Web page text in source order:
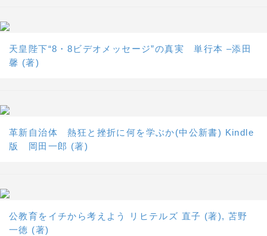
天皇陛下“8・8ビデオメッセージ”の真実 単行本 –添田
馨 (著)
革新自治体 熱狂と挫折に何を学ぶか(中公新書) Kindle
版 岡田一郎 (著)
公教育をイチから考えよう リヒテルズ 直子 (著), 苫野
一徳 (著)